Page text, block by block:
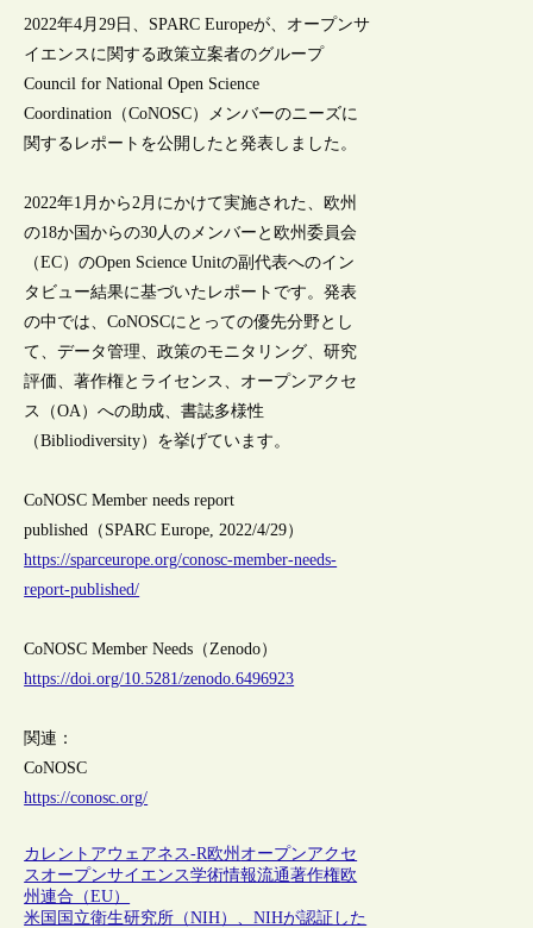
2022年4月29日、SPARC Europeが、オープンサ
イエンスに関する政策立案者のグループ
Council for National Open Science
Coordination（CoNOSC）メンバーのニーズに
関するレポートを公開したと発表しました。
2022年1月から2月にかけて実施された、欧州
の18か国からの30人のメンバーと欧州委員会
（EC）のOpen Science Unitの副代表へのイン
タビュー結果に基づいたレポートです。発表
の中では、CoNOSCにとっての優先分野とし
て、データ管理、政策のモニタリング、研究
評価、著作権とライセンス、オープンアクセ
ス（OA）への助成、書誌多様性
（Bibliodiversity）を挙げています。
CoNOSC Member needs report
published（SPARC Europe, 2022/4/29）
https://sparceurope.org/conosc-member-needs-
report-published/
CoNOSC Member Needs（Zenodo）
https://doi.org/10.5281/zenodo.6496923
関連：
CoNOSC
https://conosc.org/
カレントアウェアネス-R欧州 オープンアクセ
ス オープンサイエンス学術情報流通著作権欧
州連合（EU）
米国国立衛生研究所（NIH）、NIHが認証した